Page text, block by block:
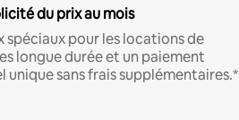
du prix au mois
spéciaux pour les locations de
longue durée et un paiement
unique sans frais supplémentaires.*